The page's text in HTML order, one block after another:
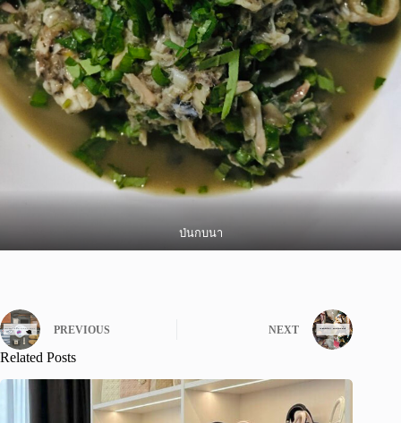
ป่นกบนา
PREVIOUS NEXT
Related Posts